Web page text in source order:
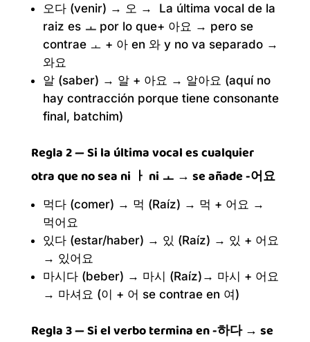
오다 (venir) → 오 → La última vocal de la
raiz es ㅗ por lo que+ 아요 → pero se
contrae ㅗ + 아 en 와 y no va separado →
와요
알 (saber) → 알 + 아요 → 알아요 (aquí no
hay contracción porque tiene consonante
final, batchim)
Regla 2 — Si la última vocal es cualquier
otra que no sea ni ㅏ ni ㅗ → se añade -어요
먹다 (comer) → 먹 (Raíz) → 먹 + 어요 →
먹어요
있다 (estar/haber) → 있 (Raíz) → 있 + 어요
→ 있어요
마시다 (beber) → 마시 (Raíz)→ 마시 + 어요
→ 마셔요 (이 + 어 se contrae en 여)
Regla 3 — Si el verbo termina en -하다 → se